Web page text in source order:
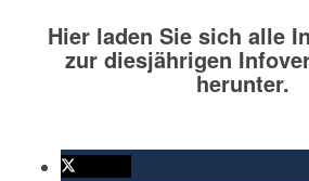
Hier laden Sie sich alle
zur diesjährigen
herunter.